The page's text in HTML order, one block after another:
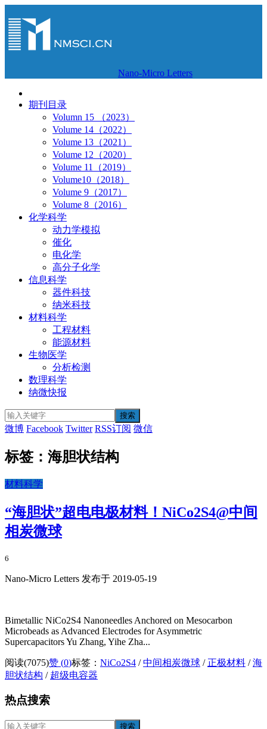
Nano-Micro Letters
期刊目录
Volumn 15 （2023）
Volume 14（2022）
Volume 13（2021）
Volume 12（2020）
Volume 11（2019）
Volume10（2018）
Volume 9（2017）
Volume 8（2016）
化学科学
动力学模拟
催化
电化学
高分子化学
信息科学
器件科技
纳米科技
材料科学
工程材料
能源材料
生物医学
分析检测
数理科学
纳微快报
微博 Facebook Twitter RSS订阅 微信
标签：海胆状结构
材料科学
“海胆状”超电电极材料！NiCo2S4@中间
相炭微球
6
Nano-Micro Letters 发布于 2019-05-19
Bimetallic NiCo2S4 Nanoneedles Anchored on Mesocarbon
Microbeads as Advanced Electrodes for Asymmetric
Supercapacitors Yu Zhang, Yihe Zha...
阅读(7075)赞 (0)标签： NiCo2S4 /中间相炭微球 / 正极材料 /海
胆状结构 / 超级电容器
热点搜索